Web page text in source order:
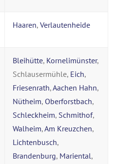
Haaren, Verlautenheide
Bleihütte, Kornelimünster,
Schlausermühle, Eich,
Friesenrath,Aachen Hahn,
Nütheim, Oberforstbach,
Schleckheim, Schmithof,
Walheim,Am Kreuzchen,
Lichtenbusch,
Brandenburg, Mariental,